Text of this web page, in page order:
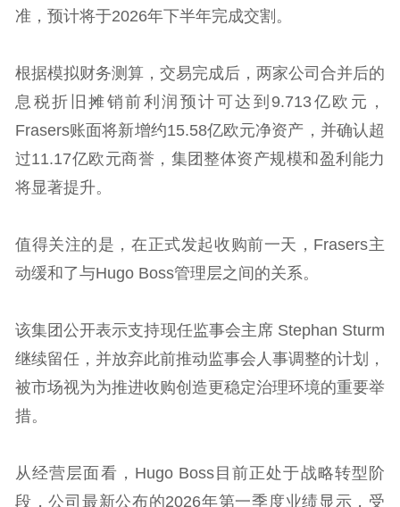
准，预计将于2026年下半年完成交割。
根据模拟财务测算，交易完成后，两家公司合并后的
息税折旧摊销前利润预计可达到9.713亿欧元，
Frasers账面将新增约15.58亿欧元净资产，并确认超
过11.17亿欧元商誉，集团整体资产规模和盈利能力
将显著提升。
值得关注的是，在正式发起收购前一天，Frasers主
动缓和了与Hugo Boss管理层之间的关系。
该集团公开表示支持现任监事会主席 Stephan Sturm
继续留任，并放弃此前推动监事会人事调整的计划，
被市场视为为推进收购创造更稳定治理环境的重要举
措。
从经营层面看，Hugo Boss目前正处于战略转型阶
段，公司最新公布的2026年第一季度业绩显示，受